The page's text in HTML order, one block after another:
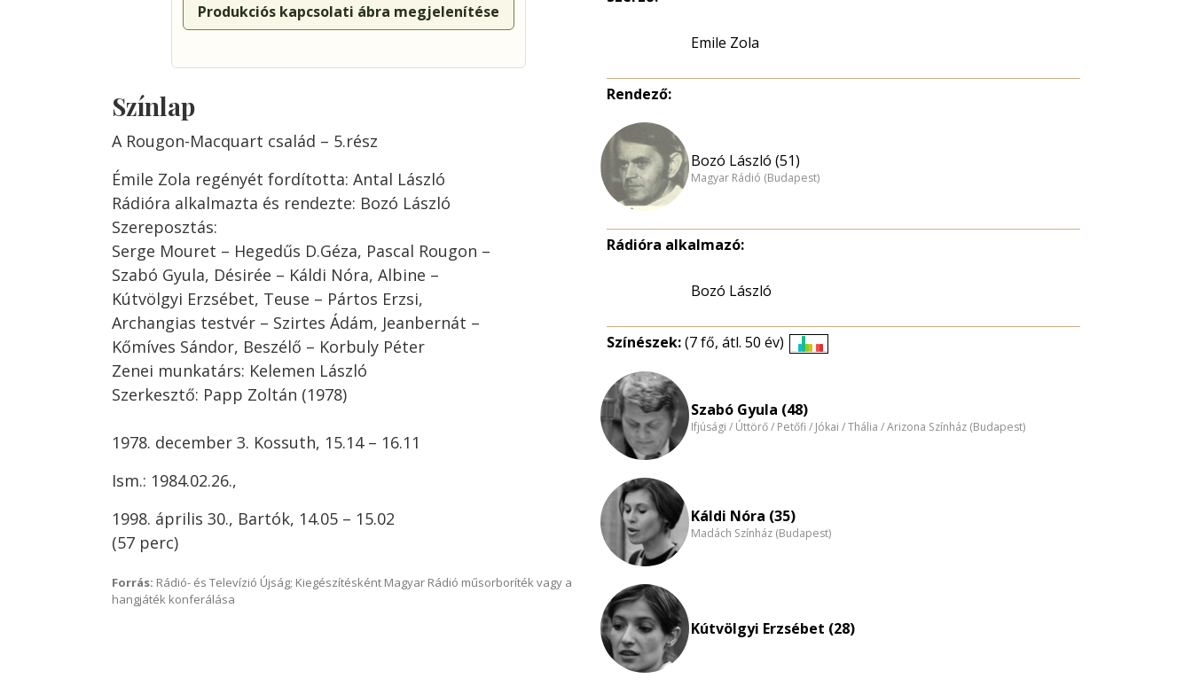
Produkciós kapcsolati ábra megjelenítése
Színlap
A Rougon-Macquart család – 5.rész
Émile Zola regényét fordította: Antal László
Rádióra alkalmazta és rendezte: Bozó László
Szereposztás:
Serge Mouret – Hegedűs D.Géza, Pascal Rougon –
Szabó Gyula, Désirée – Káldi Nóra, Albine –
Kútvölgyi Erzsébet, Teuse – Pártos Erzsi,
Archangias testvér – Szirtes Ádám, Jeanbernát –
Kőmíves Sándor, Beszélő – Korbuly Péter
Zenei munkatárs: Kelemen László
Szerkesztő: Papp Zoltán (1978)
1978. december 3. Kossuth, 15.14 – 16.11
Ism.: 1984.02.26.,
1998. április 30., Bartók, 14.05 – 15.02
(57 perc)
Forrás: Rádió- és Televízió Újság; Kiegészítésként Magyar Rádió műsorboríték vagy a
hangjáték konferálása
Emile Zola
Rendező:
Bozó László (51)
Magyar Rádió (Budapest)
Rádióra alkalmazó:
Bozó László
Színészek:(7 fő, átl. 50 év)
nagyítása
Szabó Gyula (48)
Ifjúsági / Úttörő / Petőfi / Jókai / Thália / Arizona Színház (Budapest)
Káldi Nóra (35)
Madách Színház (Budapest)
Kútvölgyi Erzsébet (28)